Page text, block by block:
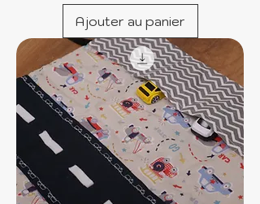
Ajouter au panier